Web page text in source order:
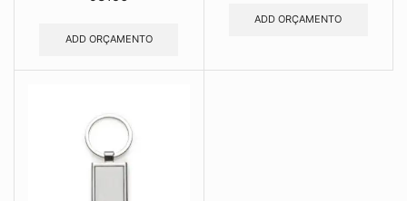
ADD ORÇAMENTO
ADD ORÇAMENTO